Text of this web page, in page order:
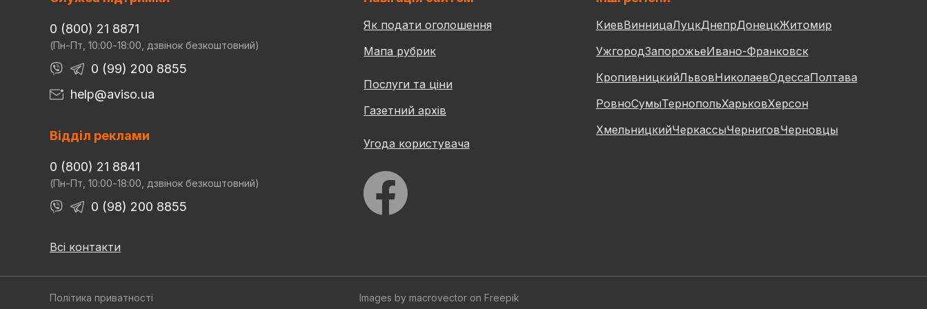
0 (800) 21 8871
(Пн-Пт, 10:00-18:00, дзвінок безкоштовний)
0 (99) 200 8855
help@aviso.ua
Відділ реклами
0 (800) 21 8841
(Пн-Пт, 10:00-18:00, дзвінок безкоштовний)
0 (98) 200 8855
Всі контакти
Як подати оголошення
Мапа рубрик
Послуги та ціни
Газетний архів
Угода користувача
КиевВинницаЛуцкДнепрДонецкЖитомир
УжгородЗапорожьеИвано-Франковск
КропивницкийЛьвовНиколаевОдессаПолтава
РовноСумыТернопольХарьковХерсон
ХмельницкийЧеркассыЧерниговЧерновцы
Політика приватності Images by macrovector on Freepik